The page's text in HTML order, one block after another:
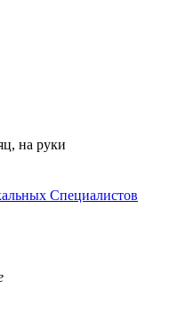
на руки
Специалистов